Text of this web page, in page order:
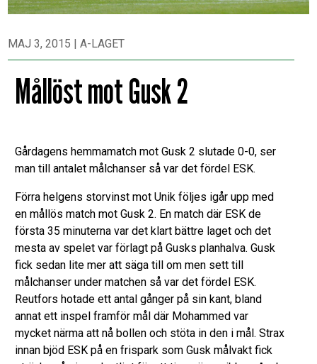
MAJ 3, 2015 |A-LAGET
Mållöst mot Gusk 2
Gårdagens hemmamatch mot Gusk 2 slutade 0-0, ser
man till antalet målchanser så var det fördel ESK.
Förra helgens storvinst mot Unik följes igår upp med
en mållös match mot Gusk 2. En match där ESK de
första 35 minuterna var det klart bättre laget och det
mesta av spelet var förlagt på Gusks planhalva. Gusk
fick sedan lite mer att säga till om men sett till
målchanser under matchen så var det fördel ESK.
Reutfors hotade ett antal gånger på sin kant, bland
annat ett inspel framför mål där Mohammed var
mycket närma att nå bollen och stöta in den i mål. Strax
innan bjöd ESK på en frispark som Gusk målvakt fick